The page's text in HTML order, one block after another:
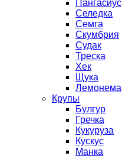
Пангасиус
Селедка
Семга
Скумбрия
Судак
Треска
Хек
Щука
Лемонема
Крупы
Булгур
Гречка
Кукуруза
Кускус
Манка